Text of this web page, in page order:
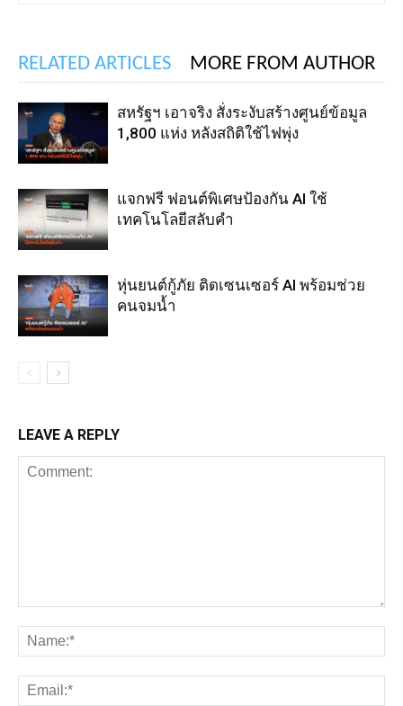
RELATED ARTICLES MORE FROM AUTHOR
สหรัฐฯ เอาจริง สั่งระงับสร้างศูนย์ข้อมูล
1,800 แห่ง หลังสถิติใช้ไฟพุ่ง
แจกฟรี ฟอนต์พิเศษป้องกัน AI ใช้
เทคโนโลยีสลับคำ
หุ่นยนต์กู้ภัย ติดเซนเซอร์ AI พร้อมช่วย
คนจมน้ำ
LEAVE A REPLY